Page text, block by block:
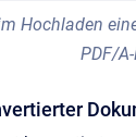
Hochladen
PDF/